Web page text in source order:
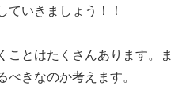
ていきましょう！！
ことはたくさんあります。ま
きなのか考えます。